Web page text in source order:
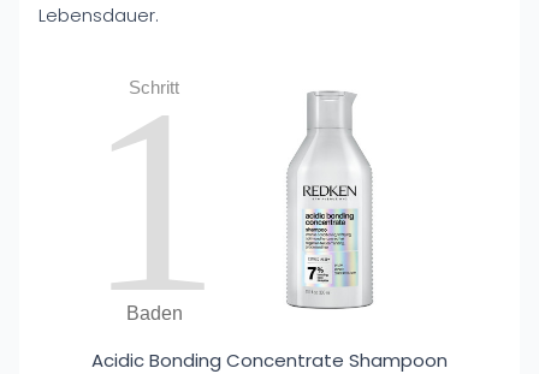
Lebensdauer.
Schritt
1
Baden
Acidic Bonding Concentrate Shampoon